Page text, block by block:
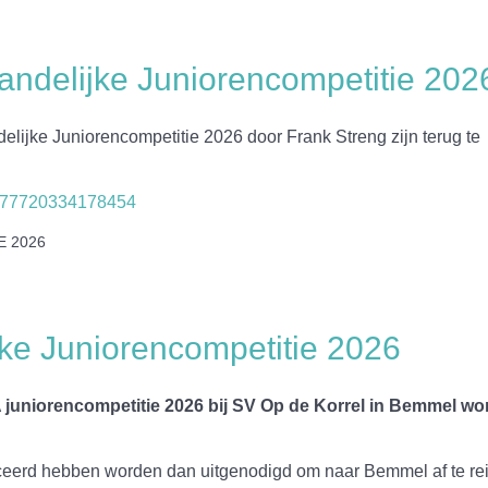
Juniorencompetitie
Juniorencompetitie 2026 door Frank Streng zijn terug te
2026
Juniorencompetitie 2026
2026 bij SV Op de Korrel in Bemmel
hebben worden dan uitgenodigd om naar Bemmel af te